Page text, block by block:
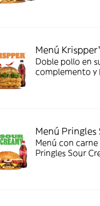
Menú
Doble pollo en
complemento y
Menú Pringles
Menú con
Pringles Sour